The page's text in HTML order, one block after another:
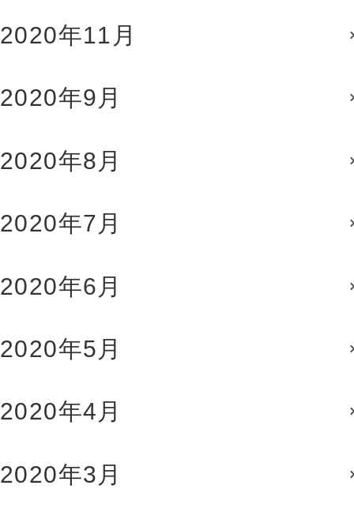
2020年11月
2020年9月
2020年8月
2020年7月
2020年6月
2020年5月
2020年4月
2020年3月